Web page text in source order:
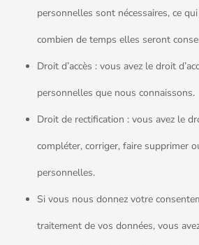
personnelles sont nécessaires, ce
combien de temps elles seront
Droit d’accès : vous avez le droit
personnelles que nous connaissons.
Droit de rectification : vous avez le
compléter, corriger, faire supprimer
personnelles.
Si vous nous donnez votre
traitement de vos données, vous